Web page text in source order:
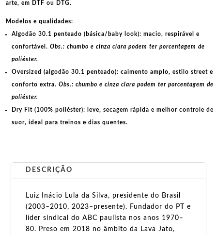
arte, em DTF ou DTG.
Modelos e qualidades:
Algodão 30.1 penteado (básica/baby look): macio, respirável e
confortável. Obs.: chumbo e cinza clara podem ter porcentagem de
poliéster.
Oversized (algodão 30.1 penteado): caimento amplo, estilo street e
conforto extra. Obs.: chumbo e cinza clara podem ter porcentagem de
poliéster.
Dry Fit (100% poliéster): leve, secagem rápida e melhor controle de
suor, ideal para treinos e dias quentes.
DESCRIÇÃO
Luiz Inácio Lula da Silva, presidente do Brasil
(2003–2010, 2023–presente). Fundador do PT e
líder sindical do ABC paulista nos anos 1970–
80. Preso em 2018 no âmbito da Lava Jato,